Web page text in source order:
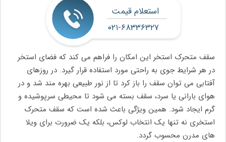
استعلام قیمت
۰۲۱-۶۸۳۳۶۳۲۷
سقف متحرک استخر این امکان را فراهم می کند که فضای استخر
در هر شرایط جوی به راحتی مورد استفاده قرار گیرد. در روزهای
آفتابی می توان سقف را باز کرد تا از نور طبیعی بهره مند شد و در
هوای بارانی یا سرد، سقف بسته می شود تا محیطی سرپوشیده و
گرم ایجاد شود. همین ویژگی باعث شده است که سقف متحرک
استخری نه تنها یک انتخاب لوکس، بلکه یک ضرورت برای ویلا
های مدرن محسوب گردد.